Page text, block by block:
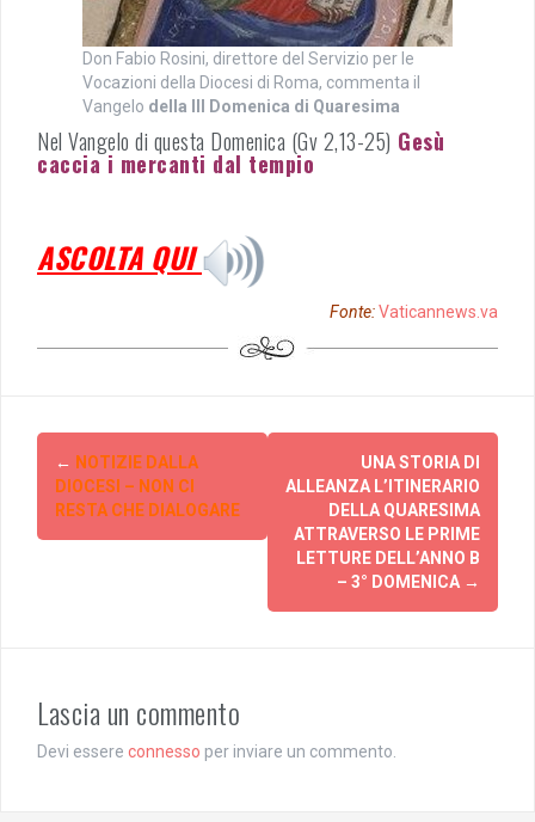
Don Fabio Rosini, direttore del Servizio per le
Vocazioni della Diocesi di Roma, commenta il
Vangelo della III Domenica di Quaresima
Nel Vangelo di questa Domenica (Gv 2,13-25) Gesù
caccia i mercanti dal tempio
ASCOLTA QUI
Fonte:Vaticannews.va
Post
navigation
← NOTIZIE DALLA
DIOCESI – NON CI
RESTA CHE DIALOGARE
UNA STORIA DI
ALLEANZA L’ITINERARIO
DELLA QUARESIMA
ATTRAVERSO LE PRIME
LETTURE DELL’ANNO B
– 3° DOMENICA →
Lascia un commento
Devi essere connesso per inviare un commento.